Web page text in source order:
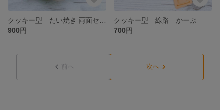
900円
クッキー型 線路 かーぶ
700円
前へ 次へ